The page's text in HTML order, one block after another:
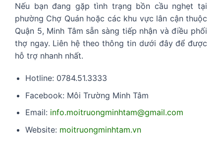
Nếu bạn đang gặp tình trạng bồn cầu nghẹt tại
phường Chợ Quán hoặc các khu vực lân cận thuộc
Quận 5, Minh Tâm sẵn sàng tiếp nhận và điều phối
thợ ngay. Liên hệ theo thông tin dưới đây để được
hỗ trợ nhanh nhất.
Hotline: 0784.51.3333
Facebook: Môi Trường Minh Tâm
Email: info.moitruongminhtam@gmail.com
Website: moitruongminhtam.vn